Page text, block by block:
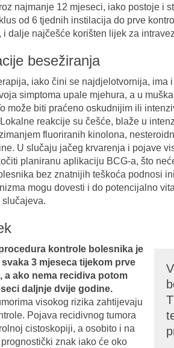
najmanje 12 mjeseci, iako postoje i
od 6 tjednih instilacija do prve
i dalje najčešće korišten lijek za
besežiranja
iako čini se najdjelotvornija, ima
simptoma upale mjehura, a u
može biti praćeno oskudnijim ili
reakcije su češće, blaže u
fluoriranih kinolona,
U slučaju jačeg krvarenja i pojave
planiranu aplikaciju BCG-a, što
bez znatnijih teškoća podnosi
mogu dovesti i do potencijalno
slučajeva.
kontrole bolesnika je
3 mjeseca tijekom prve
a ako nema recidiva potom
daljnje dvije godine.
visokog rizika zahtijevaju
Pojava recidivnog tumora
cistoskopiji, a osobito i na
znak iako će oko